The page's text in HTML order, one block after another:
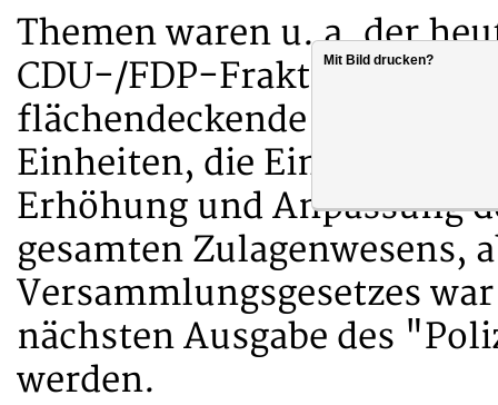
Themen waren u. a. der
CDU-/FDP-Fraktion zur
flächendeckende
Einheiten, die Einführung
Erhöhung und Anpassung
gesamten Zulagenwesens,
Versammlungsgesetzes
nächsten Ausgabe des
werden.
Mit Bild drucken?